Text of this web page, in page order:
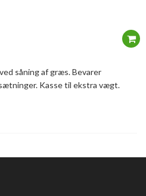
såning af græs. Bevarer
Kasse til ekstra vægt.